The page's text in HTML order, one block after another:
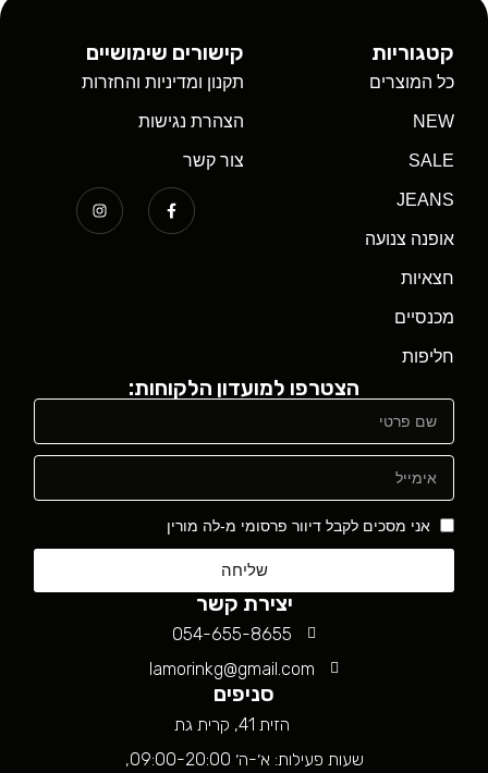
קטגוריות
כל המוצרים
NEW
SALE
JEANS
אופנה צנועה
חצאיות
מכנסיים
חליפות
קישורים שימושיים
תקנון ומדיניות והחזרות
הצהרת נגישות
צור קשר
הצטרפו למועדון הלקוחות:
אני מסכים לקבל דיוור פרסומי מ-לה מורין
שליחה
יצירת קשר
054-655-8655
lamorinkg@gmail.com
סניפים
הזית 41, קרית גת
שעות פעילות: א׳-ה׳ 09:00-20:00,